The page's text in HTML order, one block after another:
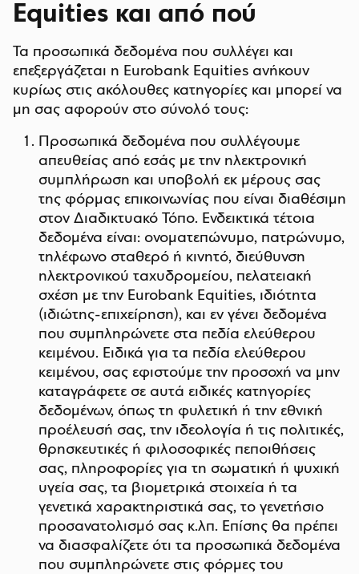
Equities και από πού
Τα προσωπικά δεδομένα που συλλέγει και
επεξεργάζεται η Eurobank Equities ανήκουν
κυρίως στις ακόλουθες κατηγορίες και μπορεί να
μη σας αφορούν στο σύνολό τους:
Προσωπικά δεδομένα που συλλέγουμε
απευθείας από εσάς με την ηλεκτρονική
συμπλήρωση και υποβολή εκ μέρους σας
της φόρμας επικοινωνίας που είναι διαθέσιμη
στον Διαδικτυακό Τόπο. Ενδεικτικά τέτοια
δεδομένα είναι: ονοματεπώνυμο, πατρώνυμο,
τηλέφωνο σταθερό ή κινητό, διεύθυνση
ηλεκτρονικού ταχυδρομείου, πελατειακή
σχέση με την Eurobank Equities, ιδιότητα
(ιδιώτης-επιχείρηση), και εν γένει δεδομένα
που συμπληρώνετε στα πεδία ελεύθερου
κειμένου. Ειδικά για τα πεδία ελεύθερου
κειμένου, σας εφιστούμε την προσοχή να μην
καταγράφετε σε αυτά ειδικές κατηγορίες
δεδομένων, όπως τη φυλετική ή την εθνική
προέλευσή σας, την ιδεολογία ή τις πολιτικές,
θρησκευτικές ή φιλοσοφικές πεποιθήσεις
σας, πληροφορίες για τη σωματική ή ψυχική
υγεία σας, τα βιομετρικά στοιχεία ή τα
γενετικά χαρακτηριστικά σας, το γενετήσιο
προσανατολισμό σας κ.λπ. Επίσης θα πρέπει
να διασφαλίζετε ότι τα προσωπικά δεδομένα
που συμπληρώνετε στις φόρμες του